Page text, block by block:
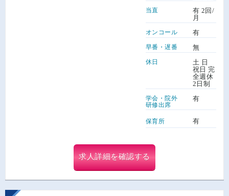
当直
有 2回/
月
オンコール 有
早番・遅番 無
休日
土 日
祝日 完
全週休
2日制
学会・院外
研修出席
有
保育所 有
求人詳細を確認する